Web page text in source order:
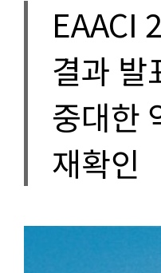
EAACI
결과 발
중대한
재확인